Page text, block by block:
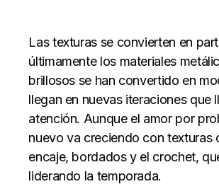
Las texturas se convierten en
últimamente los materiales
brillosos se han convertido en
llegan en nuevas iteraciones que
atención. Aunque el amor por
nuevo va creciendo con texturas
encaje, bordados y el crochet,
liderando la temporada.